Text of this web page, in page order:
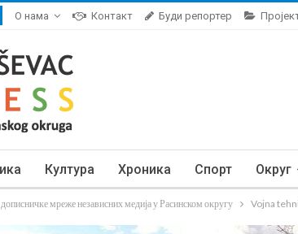
О нама Контакт Буди репортер
Култура Хроника Спорт Округ
мреже независних медија у Расинском округу Vojna